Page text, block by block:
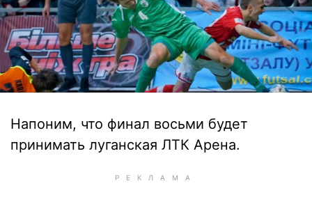
Напоним, что финал восьми будет
принимать луганская ЛТК Арена.